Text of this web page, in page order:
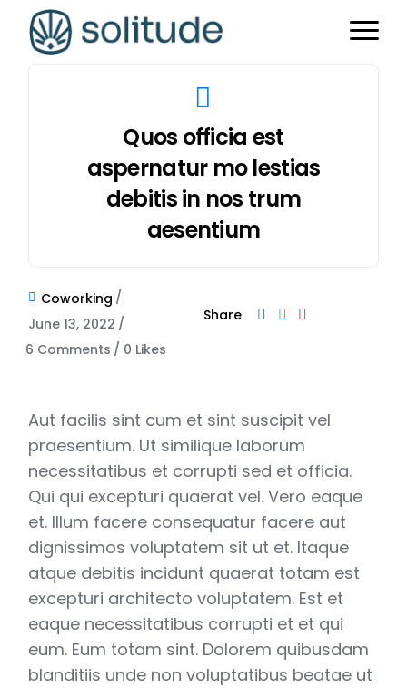
Quos officia est
aspernatur mo lestias
debitis in nos trum
aesentium
Coworking
June 13, 2022
6 Comments
0 Likes
Share
Aut facilis sint cum et sint suscipit vel
praesentium. Ut similique laborum
necessitatibus et corrupti sed et officia.
Qui qui excepturi quaerat vel. Vero eaque
et. Illum facere consequatur facere aut
dignissimos voluptatem sit ut et. Itaque
atque debitis incidunt quaerat totam est
excepturi architecto voluptatem. Est et
eaque necessitatibus corrupti et et qui
eum. Eum totam sint. Dolorem quibusdam
blanditiis unde non voluptatibus beatae ut